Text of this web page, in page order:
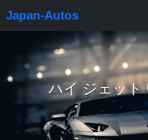
Japan-Autos
ハイ ジェット